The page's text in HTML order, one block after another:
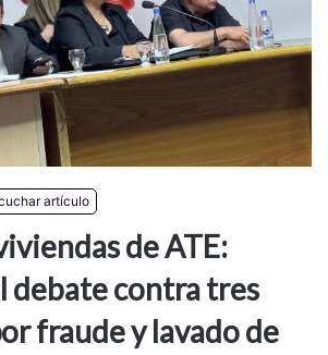
artículo
de ATE:
debate contra tres
fraude y lavado de